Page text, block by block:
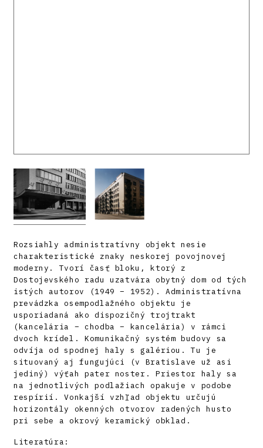
Rozsiahly administratívny objekt nesie
charakteristické znaky neskorej povojnovej
moderny. Tvorí časť bloku, ktorý z
Dostojevského radu uzatvára obytný dom od tých
istých autorov (1949 – 1952). Administratívna
prevádzka osempodlažného objektu je
usporiadaná ako dispozičný trojtrakt
(kancelária – chodba – kancelária) v rámci
dvoch krídel. Komunikačný systém budovy sa
odvíja od spodnej haly s galériou. Tu je
situovaný aj fungujúci (v Bratislave už asi
jediný) výťah pater noster. Priestor haly sa
na jednotlivých podlažiach opakuje v podobe
respírií. Vonkajší vzhľad objektu určujú
horizontály okenných otvorov radených husto
pri sebe a okrový keramický obklad.
Literatúra: